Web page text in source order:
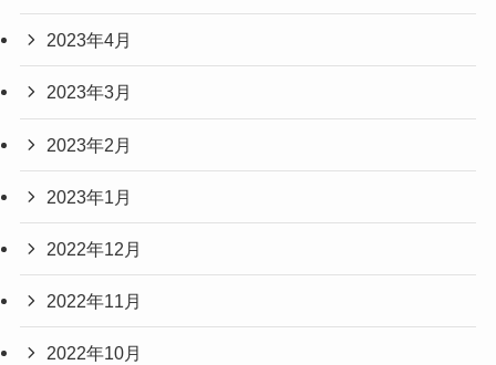
2023年4月
2023年3月
2023年2月
2023年1月
2022年12月
2022年11月
2022年10月